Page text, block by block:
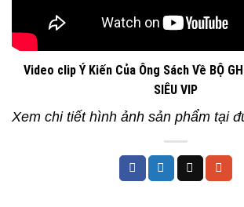
Video clip Ý Kiến Của Ông Sách Về BỘ
SIÊU VIP
Xem chi tiết hình ảnh sản phẩm tại